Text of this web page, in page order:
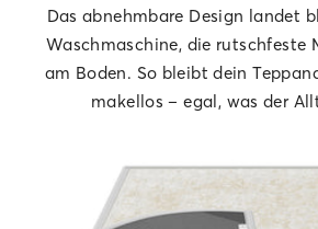
Das abnehmbare Design landet
Waschmaschine, die rutschfeste
am Boden. So bleibt dein
makellos – egal, was der